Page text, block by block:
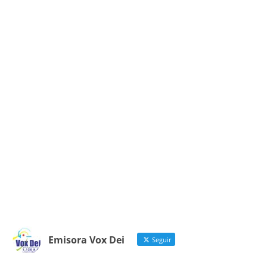
Emisora Vox Dei Seguir